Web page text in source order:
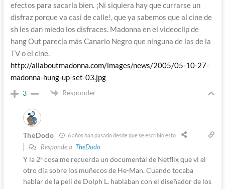
efectos para sacarla bien. ¡Ni siquiera hay que currarse un
disfraz porque va casi de calle!, que ya sabemos que al cine de
sh les dan miedo los disfraces. Madonna en el videoclip de
hang Out parecía más Canario Negro que ninguna de las de la
TV o el cine.
http://allaboutmadonna.com/images/news/2005/05-10-27-
madonna-hung-up-set-03.jpg
3 Responder
TheDodo 6 años han pasado desde que se escribió esto
Responde a TheDodo
Y la 2ª cosa me recuerda un documental de Netflix que vi el
otro día sobre los muñecos de He-Man. Cuando tocaba
hablar de la peli de Dolph L. hablaban con el diseñador de los